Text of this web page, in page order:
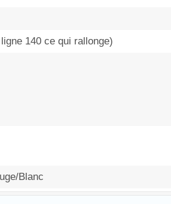
140 ce qui rallonge)
Blanc